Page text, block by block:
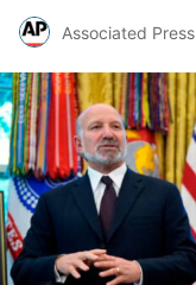
Associated Press